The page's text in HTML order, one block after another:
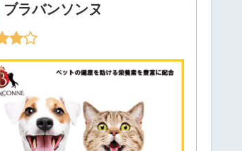
ブラバンソンヌ